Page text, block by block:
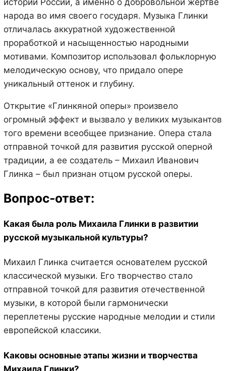
народа во имя своего государя. Музыка Глинки
отличалась аккуратной художественной
проработкой и насыщенностью народными
мотивами. Композитор использовал фольклорную
мелодическую основу, что придало опере
уникальный оттенок и глубину.
Открытие «Глинкяной оперы» произвело
огромный эффект и вызвало у великих музыкантов
того времени всеобщее признание. Опера стала
отправной точкой для развития русской оперной
традиции, а ее создатель – Михаил Иванович
Глинка – был признан отцом русской оперы.
Вопрос-ответ:
Какая была роль Михаила Глинки в развитии
русской музыкальной культуры?
Михаил Глинка считается основателем русской
классической музыки. Его творчество стало
отправной точкой для развития отечественной
музыки, в которой были гармонически
переплетены русские народные мелодии и стили
европейской классики.
Каковы основные этапы жизни и творчества
Михаила Глинки?